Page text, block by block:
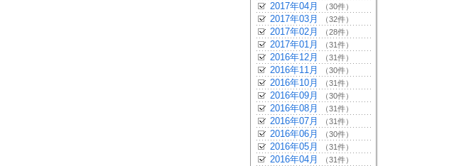
2017年04月 （30件）
2017年03月 （32件）
2017年02月 （28件）
2017年01月 （31件）
2016年12月 （31件）
2016年11月 （30件）
2016年10月 （31件）
2016年09月 （30件）
2016年08月 （31件）
2016年07月 （31件）
2016年06月 （30件）
2016年05月 （31件）
2016年04月 （31件）